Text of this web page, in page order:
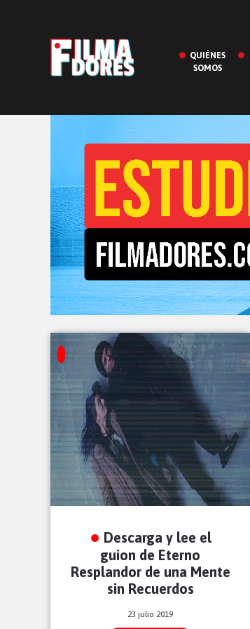
QUIÉNES
SOMOS
Descarga y lee el
guion de Eterno
Resplandor de una Mente
sin Recuerdos
23 julio 2019